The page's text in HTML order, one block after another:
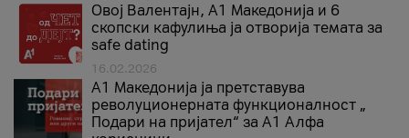
Овој Валентајн, A1 Македонија и 6
скопски кафулиња ја отворија темата за
safe dating
16.02.2026
А1 Македонија ја претставува
револуционерната функционалност „
Подари на пријател“ за А1 Алфа